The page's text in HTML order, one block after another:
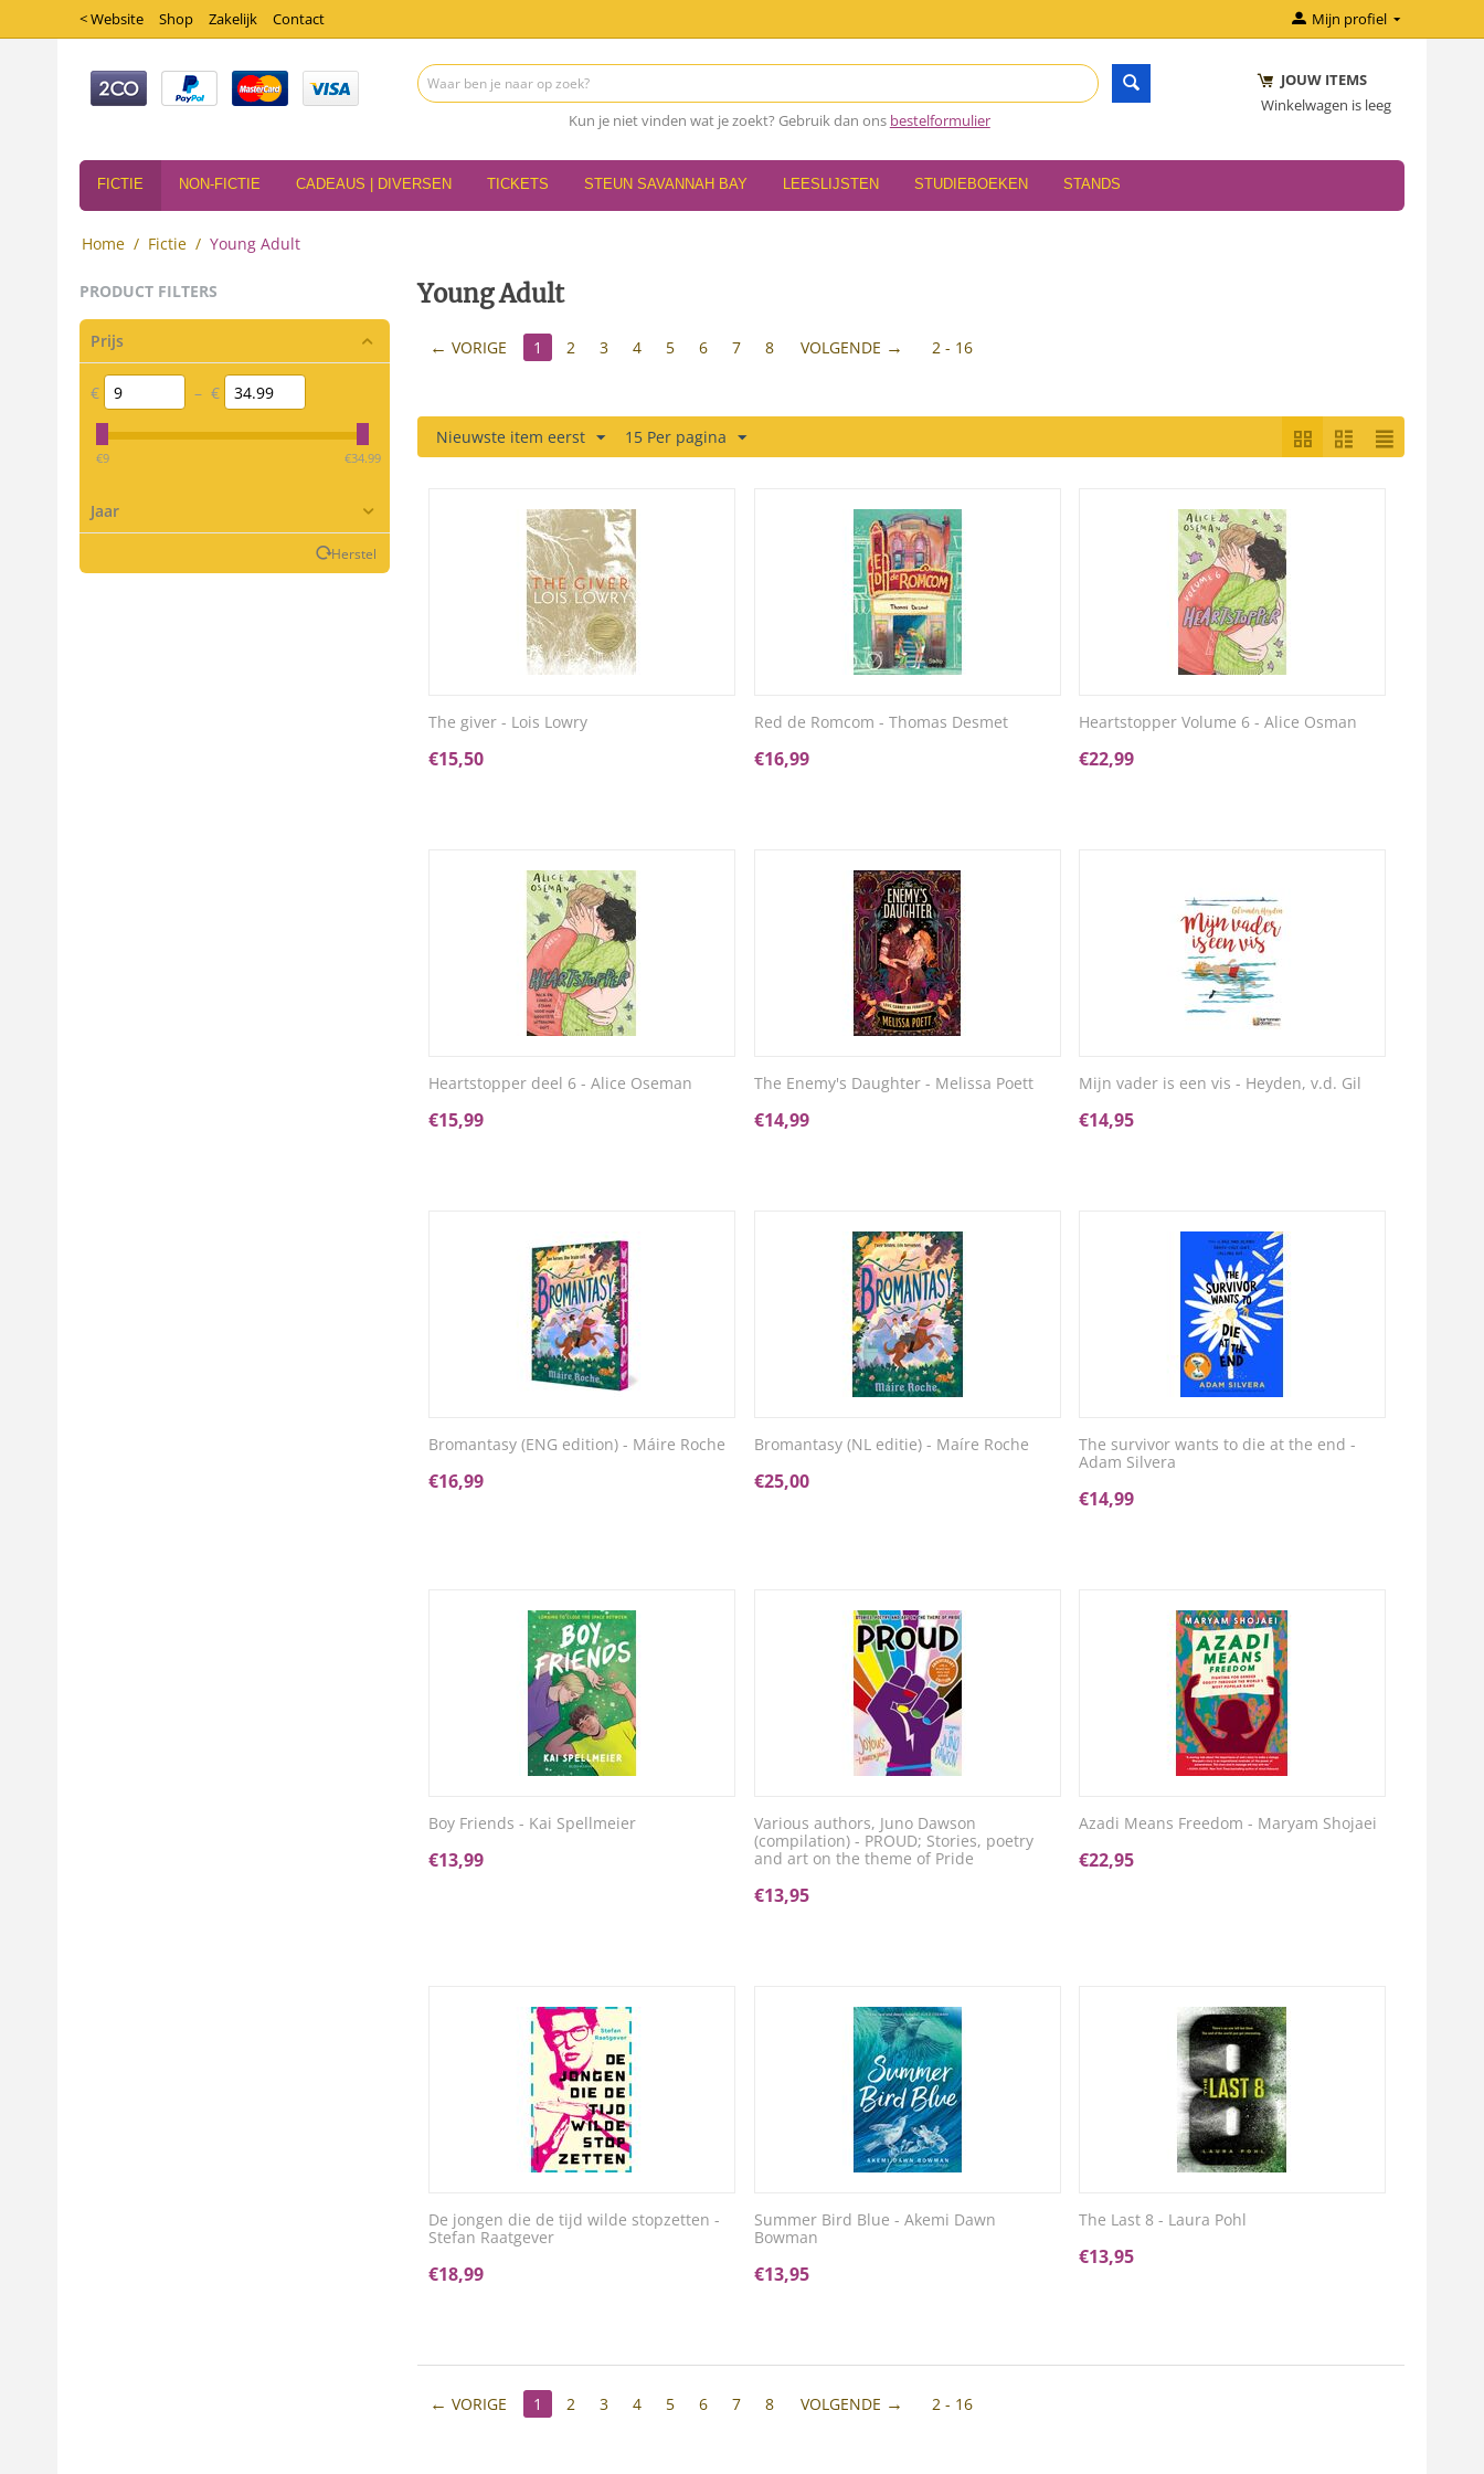
< Website Shop Zakelijk Contact Mijn profiel
Kun je niet vinden wat je zoekt? Gebruik dan ons bestelformulier
JOUW ITEMS
Winkelwagen is leeg
FICTIE NON-FICTIE CADEAUS | DIVERSEN TICKETS STEUN SAVANNAH BAY LEESLIJSTEN STUDIEBOEKEN STANDS
Home / Fictie / Young Adult
PRODUCT FILTERS
Prijs
€ – €
‎€9 ‎€34.99
Jaar
Herstel
Young Adult
VORIGE 1 2 3 4 5 6 7 8 VOLGENDE 2 - 16
Nieuwste item eerst 15 Per pagina
The giver - Lois Lowry
€15,50
Red de Romcom - Thomas Desmet
€16,99
Heartstopper Volume 6 - Alice Osman
€22,99
Heartstopper deel 6 - Alice Oseman
€15,99
The Enemy's Daughter - Melissa Poett
€14,99
Mijn vader is een vis - Heyden, v.d. Gil
€14,95
Bromantasy (ENG edition) - Máire Roche
€16,99
Bromantasy (NL editie) - Maíre Roche
€25,00
The survivor wants to die at the end -
Adam Silvera
€14,99
Boy Friends - Kai Spellmeier
€13,99
Various authors, Juno Dawson
(compilation) - PROUD; Stories, poetry
and art on the theme of Pride
€13,95
Azadi Means Freedom - Maryam Shojaei
€22,95
De jongen die de tijd wilde stopzetten -
Stefan Raatgever
€18,99
Summer Bird Blue - Akemi Dawn
Bowman
€13,95
The Last 8 - Laura Pohl
€13,95
VORIGE 1 2 3 4 5 6 7 8 VOLGENDE 2 - 16